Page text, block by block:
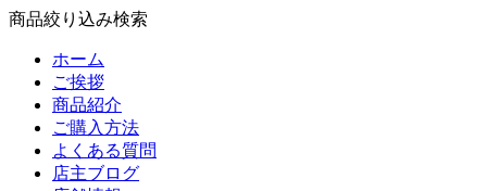
商品絞り込み検索
ホーム
ご挨拶
商品紹介
ご購入方法
よくある質問
店主ブログ